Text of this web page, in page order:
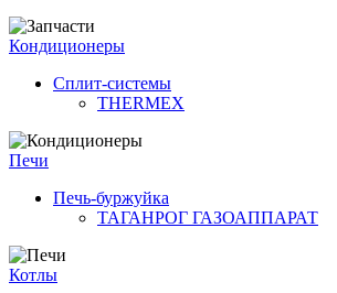
Кондиционеры
Сплит-системы
THERMEX
Печи
Печь-буржуйка
ТАГАНРОГ ГАЗОАППАРАТ
Котлы